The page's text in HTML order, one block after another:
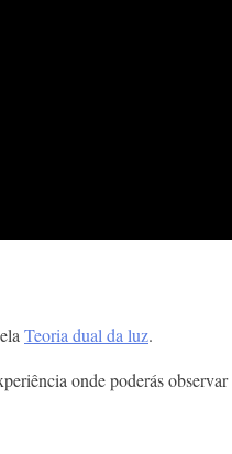
Teoria dual da luz.
onde poderás observar